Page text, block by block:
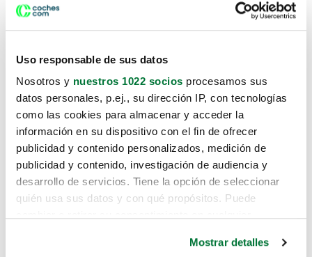
Uso responsable de sus datos
Nosotros y nuestros 1022 socios procesamos sus
datos personales, p.ej., su dirección IP, con tecnologías
como las cookies para almacenar y acceder la
información en su dispositivo con el fin de ofrecer
publicidad y contenido personalizados, medición de
publicidad y contenido, investigación de audiencia y
desarrollo de servicios. Tiene la opción de seleccionar
quién usa sus datos y con qué propósitos. Puede
Mostrar detalles
Lo sentimos, no sabemos como
te hemos traido hasta aquí.
Pero puedes encontrar el coche que estás
buscando en alguno de estos enlaces: